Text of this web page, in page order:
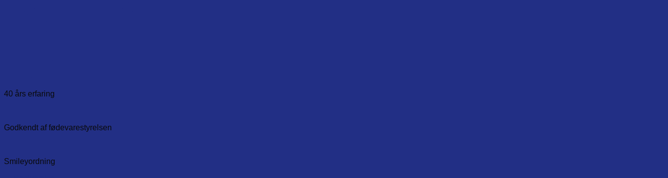
40 års erfaring
Godkendt af fødevarestyrelsen
Smileyordning